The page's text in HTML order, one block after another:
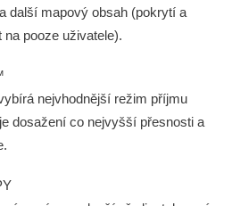
další mapový obsah (pokrytí a
pooze uživatele).
nejvhodnější režim příjmu
dosažení co nejvyšší přesnosti a